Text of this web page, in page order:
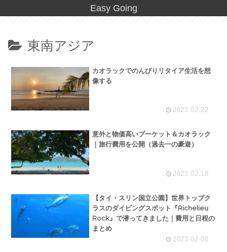
Easy Going
東南アジア
カオラックでのんびりリタイア生活を想
像する
2023.02.22
意外と物価高いプーケット＆カオラック
｜旅行費用を公開（過去一の豪遊）
2023.02.18
【タイ・スリン国立公園】世界トップク
ラスのダイビングスポット『Richelieu
Rock』で潜ってきました｜費用と日程の
まとめ
2023.02.08